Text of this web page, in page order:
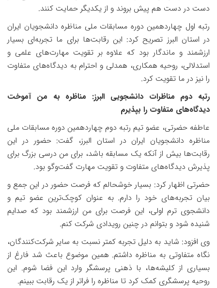
دست در دست هم پیش بروند و از یکدیگر حمایت کنند.
رتبه اول چهاردهمین دوره مسابقات ملی مناظره دانشجویان ایران
در استان البرز تصریح کرد: این رقابت‌ها برای ما تجربه‌ای بسیار
ارزشمند و ماندگار بود که علاوه بر تقویت مهارت‌های علمی و
استدلالی، روحیه همکاری، همدلی و احترام به دیدگاه‌های متفاوت
را نیز در ما تقویت کرد.
رتبه دوم مناظرات دانشجویی البرز: مناظره به من آموخت
دیدگاه‌های متفاوت را بپذیرم
عاطفه حضرتی، عضو تیم رتبه دوم چهاردهمین دوره مسابقات ملی
مناظره دانشجویان ایران در استان البرز، گفت: حضور در این
رقابت‌ها بیش از آنکه یک مسابقه باشد، برای من درسی بزرگ برای
پذیرش دیدگاه‌های متفاوت و تقویت مهارت گفت‌وگو بود.
حضرتی اظهار کرد: بسیار خوشحالم که فرصت حضور در این جمع و
بیان تجربه‌های خود را دارم. به عنوان کوچک‌ترین عضو تیم و
دانشجوی ترم اولی، این فرصت برای من ارزشمند بود که صدایم
شنیده شود و بتوانم در چنین رویدادی شرکت کنم.
وی افزود: شاید به دلیل تجربه کمتر نسبت به سایر شرکت‌کنندگان،
نگاه متفاوتی به مناظره داشتم. همین موضوع باعث شد فارغ از
بسیاری از کلیشه‌ها، با ذهنی پرسشگر وارد این فضا شوم. این
روحیه پرسشگری کمک کرد تا مناظره را فراتر از یک رقابت ببینم.